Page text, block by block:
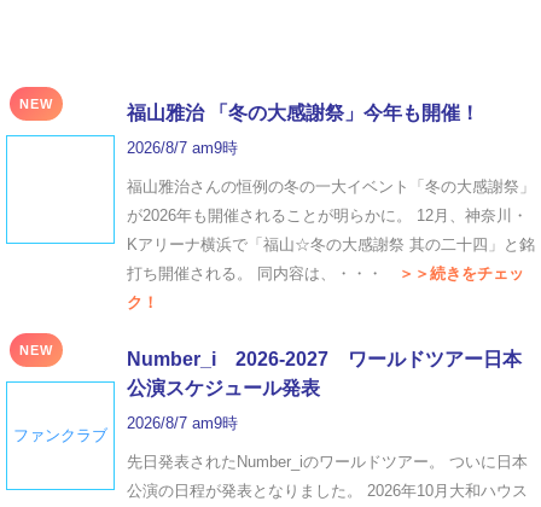
NEW 福山雅治 「冬の⼤感謝祭」今年も開催！
2026/8/7 am9時
福山雅治さんの恒例の冬の一大イベント「冬の⼤感謝祭」
が2026年も開催されることが明らかに。 12月、神奈川・
Kアリーナ横浜で「福山☆冬の大感謝祭 其の二十四」と銘
打ち開催される。 同内容は、・・・
＞＞続きをチェッ
ク！
NEW
ファンクラブ
Number_i 2026‐2027 ワールドツアー日本
公演スケジュール発表
2026/8/7 am9時
先日発表されたNumber_iのワールドツアー。 ついに日本
公演の日程が発表となりました。 2026年10月大和ハウス